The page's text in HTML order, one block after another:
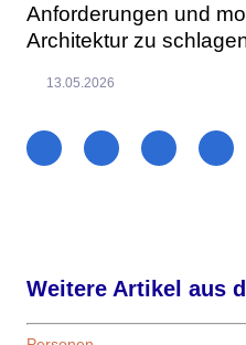
Anforderungen und
Architektur zu
13.05.2026
Weitere Artikel aus